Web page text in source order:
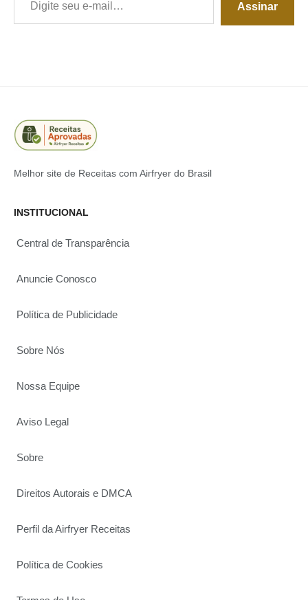
Assinar
Melhor site de Receitas com Airfryer do Brasil
INSTITUCIONAL
Central de Transparência
Anuncie Conosco
Política de Publicidade
Sobre Nós
Nossa Equipe
Aviso Legal
Sobre
Direitos Autorais e DMCA
Perfil da Airfryer Receitas
Política de Cookies